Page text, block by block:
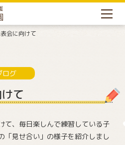
会に向けて
ログ
て
て、毎日楽しんで練習している子
「見せ合い」の様子を紹介しまし